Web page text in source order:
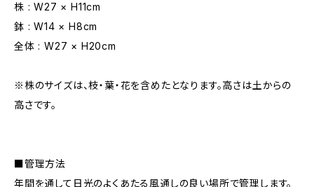
株 : W27 × H11cm
鉢 : W14 × H8cm
全体 : W27 × H20cm
※株のサイズは、枝・葉・花を含めたとなります。高さは土からの
高さです。
■管理方法
年間を通して日光のよくあたる風通しの良い場所で管理します。